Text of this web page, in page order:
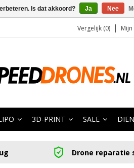
Vergelijk (0)
3D-PRINT SALE
Drone reparatie
Is dat akkoord? Ja Nee